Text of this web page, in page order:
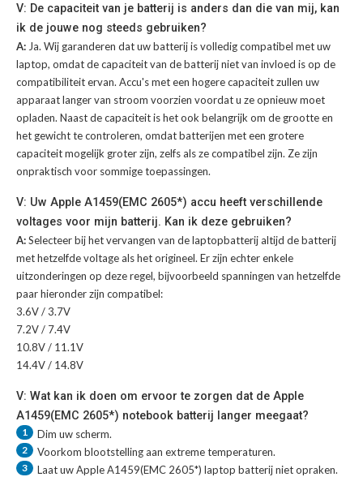
V: De capaciteit van je batterij is anders dan die van mij, kan
ik de jouwe nog steeds gebruiken?
A: Ja. Wij garanderen dat uw batterij is volledig compatibel met uw
laptop, omdat de capaciteit van de batterij niet van invloed is op de
compatibiliteit ervan. Accu's met een hogere capaciteit zullen uw
apparaat langer van stroom voorzien voordat u ze opnieuw moet
opladen. Naast de capaciteit is het ook belangrijk om de grootte en
het gewicht te controleren, omdat batterijen met een grotere
capaciteit mogelijk groter zijn, zelfs als ze compatibel zijn. Ze zijn
onpraktisch voor sommige toepassingen.
V: Uw Apple A1459(EMC 2605*) accu heeft verschillende
voltages voor mijn batterij. Kan ik deze gebruiken?
A:Selecteer bij het vervangen van de laptopbatterij altijd de batterij
met hetzelfde voltage als het origineel. Er zijn echter enkele
uitzonderingen op deze regel, bijvoorbeeld spanningen van hetzelfde
paar hieronder zijn compatibel:
3.6V / 3.7V
7.2V / 7.4V
10.8V / 11.1V
14.4V / 14.8V
V: Wat kan ik doen om ervoor te zorgen dat de Apple
A1459(EMC 2605*) notebook batterij langer meegaat?
1 Dim uw scherm.
2 Voorkom blootstelling aan extreme temperaturen.
3 Laat uwApple A1459(EMC 2605*) laptop batterijniet opraken.